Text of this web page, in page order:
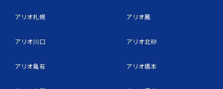
アリオ札幌
アリオ川口
アリオ亀有
アリオ鳳
アリオ北砂
アリオ橋本